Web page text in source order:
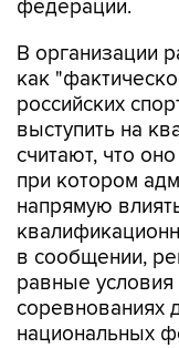
федерации.
В организации
как
российских
выступить на
считают, что
при котором
напрямую
в сообщении,
равные
соревнованиях
национальных